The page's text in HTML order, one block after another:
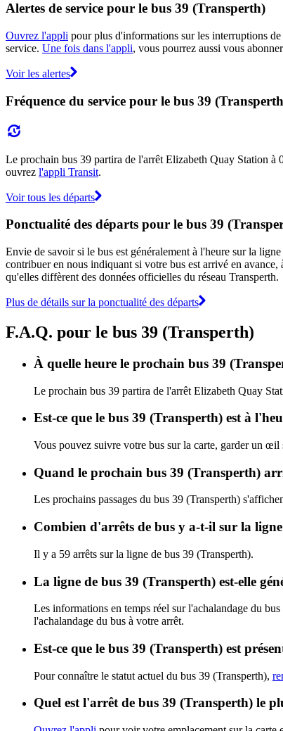
Alertes de service pour le bus 39 (Transperth)
Ouvrez l'appli pour plus d'informations sur les interruptions
service. Une fois dans l'appli, vous pourrez aussi vous
Voir les alertes
Fréquence du service pour le bus 39
Le prochain bus 39 partira de l'arrêt Elizabeth Quay Station à
ouvrez l'appli Transit.
Voir tous les départs
Ponctualité des départs pour le bus 39
Envie de savoir si le bus est généralement à l'heure sur la
contribuer en nous indiquant si votre bus est arrivé en avance,
qu'elles diffèrent des données officielles du réseau Transperth.
Plus de détails sur la ponctualité des départs
F.A.Q. pour le bus 39 (Transperth)
À quelle heure le prochain bus 39
Le prochain bus 39 partira de l'arrêt Elizabeth Quay
Est-ce que le bus 39 (Transperth) est à
Vous pouvez suivre votre bus sur la carte, garder un œil
Quand le prochain bus 39 (Transperth)
Les prochains passages du bus 39 (Transperth)
Combien d'arrêts de bus y a-t-il sur la
Il y a 59 arrêts sur la ligne de bus 39 (Transperth).
La ligne de bus 39 (Transperth) est-elle
Les informations en temps réel sur l'achalandage du
l'achalandage du bus à votre arrêt.
Est-ce que le bus 39 (Transperth) est
Pour connaître le statut actuel du bus 39 (Transperth),
Quel est l'arrêt de bus 39 (Transperth) le